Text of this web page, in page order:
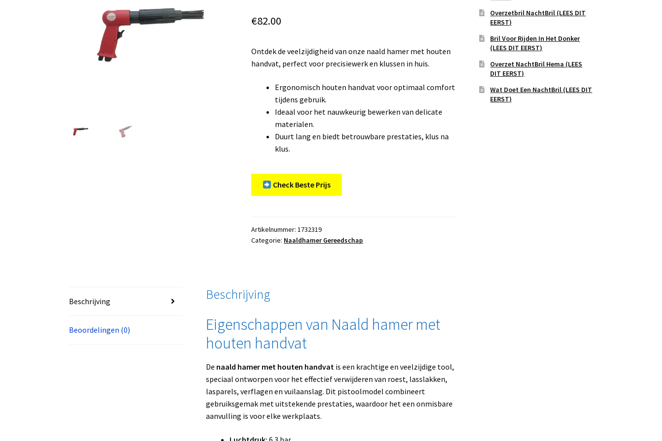
€82.00
Ontdek de veelzijdigheid van onze naald hamer met houten
handvat, perfect voor precisiewerk en klussen in huis.
Ergonomisch houten handvat voor optimaal comfort
tijdens gebruik.
Ideaal voor het nauwkeurig bewerken van delicate
materialen.
Duurt lang en biedt betrouwbare prestaties, klus na
klus.
Check Beste Prijs
Artikelnummer:1732319
Categorie: Naaldhamer Gereedschap
Beschrijving
Beoordelingen (0)
Beschrijving
Eigenschappen van Naald hamer met
houten handvat
De naald hamer met houten handvat is een krachtige en veelzijdige tool,
speciaal ontworpen voor het effectief verwijderen van roest, lasslakken,
lasparels, verflagen en vuilaanslag. Dit pistoolmodel combineert
gebruiksgemak met uitstekende prestaties, waardoor het een onmisbare
aanvulling is voor elke werkplaats.
Overzetbril NachtBril (LEES DIT
EERST)
Bril Voor Rijden In Het Donker
(LEES DIT EERST)
Overzet NachtBril Hema (LEES
DIT EERST)
Wat Doet Een NachtBril (LEES DIT
EERST)